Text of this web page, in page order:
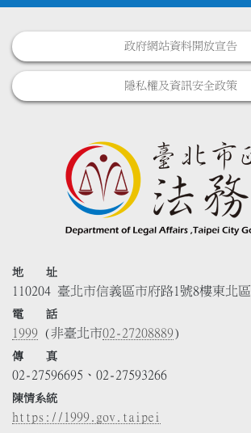
政府網站資料開放宣告
隱私權及資訊安全政策
地 址
110204 臺北市信義區市府路1號8樓東北區
電 話
1999 (非臺北市02-27208889)
傳 真
02-27596695、02-27593266
陳情系統
https://1999.gov.taipei